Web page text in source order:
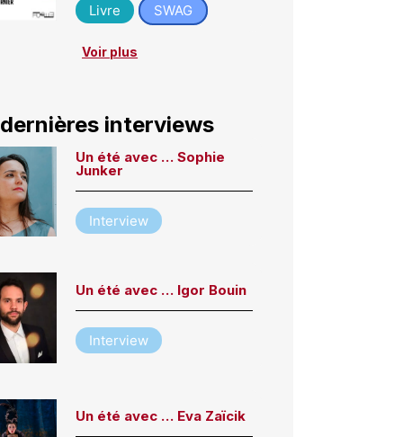
Livre
SWAG
Voir plus
interviews
Un été avec … Sophie
Junker
Interview
Un été avec … Igor Bouin
Interview
Un été avec … Eva Zaïcik